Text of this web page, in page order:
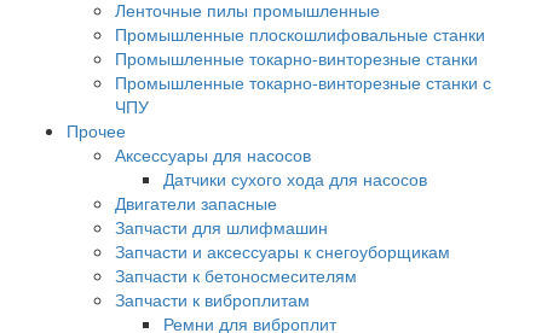
Ленточные пилы промышленные
Промышленные плоскошлифовальные станки
Промышленные токарно-винторезные станки
Промышленные токарно-винторезные станки с
ЧПУ
Прочее
Аксессуары для насосов
Датчики сухого хода для насосов
Двигатели запасные
Запчасти для шлифмашин
Запчасти и аксессуары к снегоуборщикам
Запчасти к бетоносмесителям
Запчасти к виброплитам
Ремни для виброплит